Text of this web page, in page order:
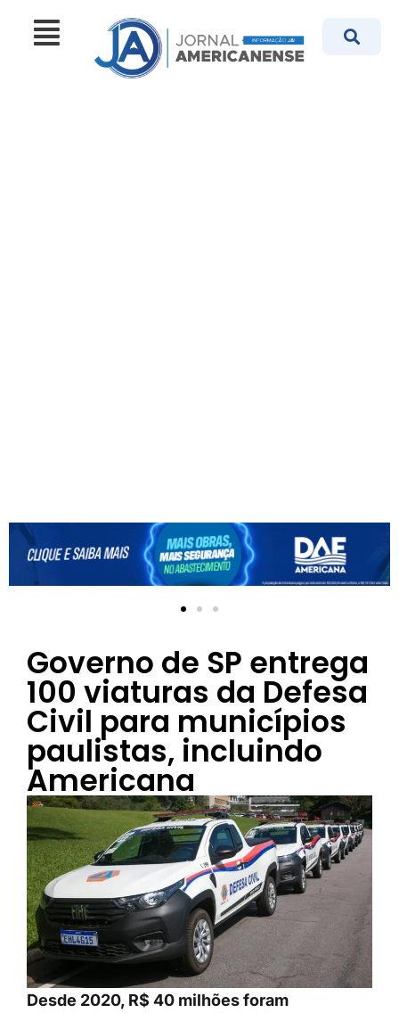
Governo de SP entrega
100 viaturas da Defesa
Civil para municípios
paulistas, incluindo
Americana
Desde 2020, R$ 40 milhões foram